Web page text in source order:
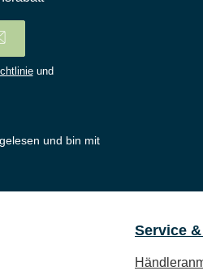
und
gelesen und bin mit
Service